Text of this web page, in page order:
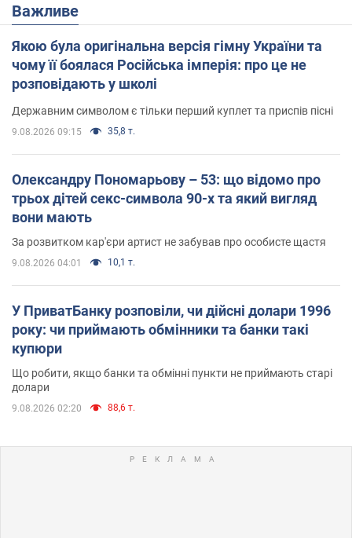
Важливе
Якою була оригінальна версія гімну України та
чому її боялася Російська імперія: про це не
розповідають у школі
Державним символом є тільки перший куплет та приспів пісні
9.08.2026 09:15 35,8 т.
Олександру Пономарьову – 53: що відомо про
трьох дітей секс-символа 90-х та який вигляд
вони мають
За розвитком кар'єри артист не забував про особисте щастя
9.08.2026 04:01 10,1 т.
У ПриватБанку розповіли, чи дійсні долари 1996
року: чи приймають обмінники та банки такі
купюри
Що робити, якщо банки та обмінні пункти не приймають старі
долари
9.08.2026 02:20 88,6 т.